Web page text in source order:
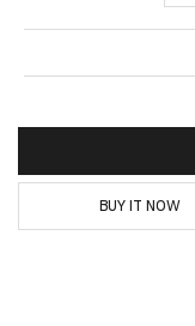
BUY IT NOW